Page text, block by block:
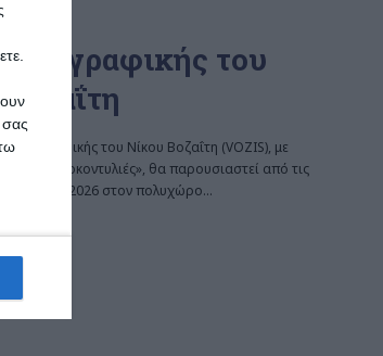
σας
ζωγραφικής του
ζωγραφικής του Νίκου Βοζαΐτη (VOZIS), με
– Μονοκοντυλιές», θα παρουσιαστεί από τις
Αυγούστου 2026 στον πολυχώρο…
2026